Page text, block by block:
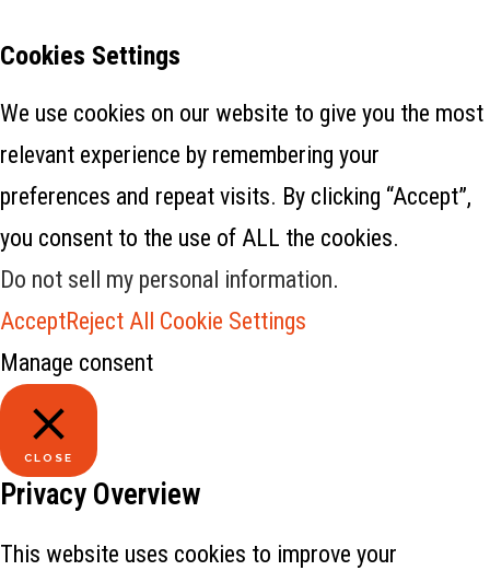
Cookies Settings
We use cookies on our website to give you the most
relevant experience by remembering your
preferences and repeat visits. By clicking “Accept”,
you consent to the use of ALL the cookies.
Do not sell my personal information.
AcceptReject All Cookie Settings
Manage consent
CLOSE
Privacy Overview
This website uses cookies to improve your